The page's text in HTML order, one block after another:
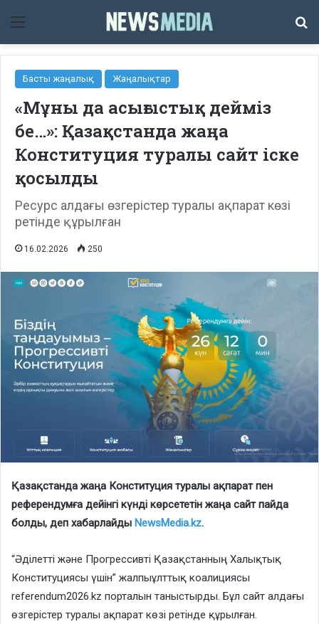
Мәзір
Басты жаңалық Жаңалықтар
«Мұны да асығыстық дейміз
бе…»: Қазақстанда жаңа
Конституция туралы сайт іске
қосылды
Ресурс алдағы өзгерістер туралы ақпарат көзі
ретінде құрылған
16.02.2026 250
Қазақстанда жаңа Конституция туралы ақпарат пен
референдумға дейінгі күнді көрсететін жаңа сайт пайда
болды, деп хабарлайды NewsMedia.kz.
“Әділетті және Прогрессивті Қазақстанның Халықтық
Конституциясы үшін” жалпыұлттық коалициясы
referendum2026.kz порталын таныстырды. Бұл сайт алдағы
өзгерістер туралы ақпарат көзі ретінде құрылған.